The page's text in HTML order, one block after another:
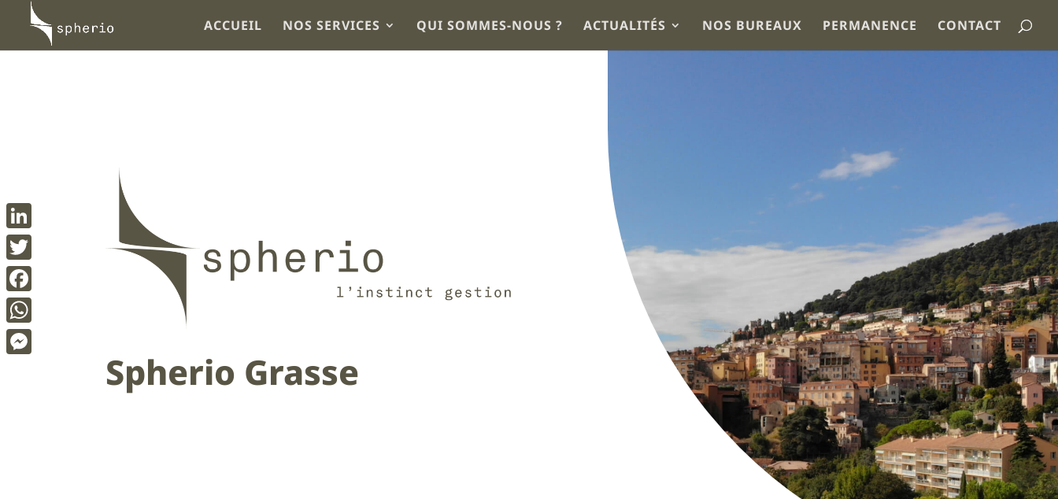
ACCUEIL NOS SERVICES QUI SOMMES-NOUS ? ACTUALITÉS NOS BUREAUX PERMANENCE CONTACT
Spherio Grasse
LinkedIn
Twitter
Facebook
WhatsApp